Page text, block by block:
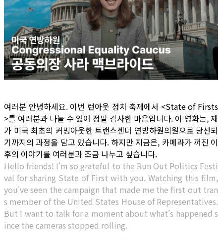
여러분 안녕하세요. 이번 런아웃 정치 축제에서 <State of Firsts
>를 여러분과 나눌 수 있어 정말 감사한 마음입니다. 이 영화는, 제
가 미국 최초의 커밍아웃한 트랜스젠더 연방하원의원으로 당선되
기까지의 과정을 담고 있습니다. 하지만 지금은, 카메라가 꺼진 이
후의 이야기를 여러분과 조금 나누고 싶습니다.
Hello friends! I'm so grateful to the Run Out Politics Festi
val for sharing State of First with you. Watching this film,
you've seen the campaign that made me the first out tran
s member of the United States House of Representatives.
But I want to talk for a moment about what's happened s
ince the cameras stopped rolling.